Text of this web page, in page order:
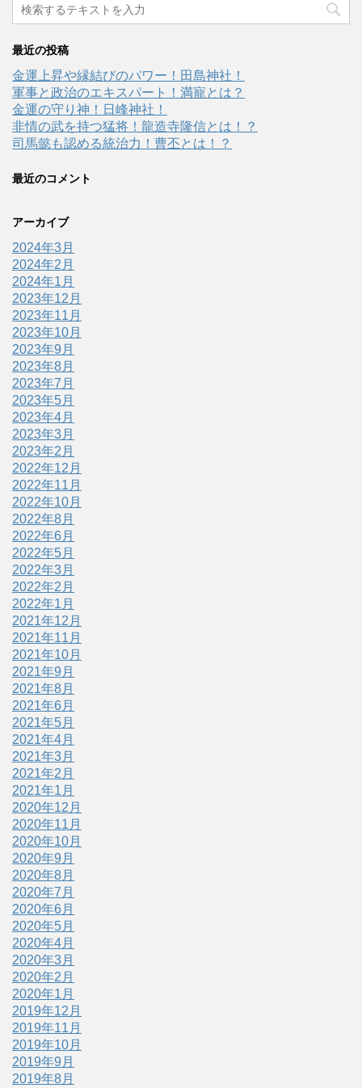
最近の投稿
金運上昇や縁結びのパワー！田島神社！
軍事と政治のエキスパート！満寵とは？
金運の守り神！日峰神社！
非情の武を持つ猛将！龍造寺隆信とは！？
司馬懿も認める統治力！曹丕とは！？
最近のコメント
アーカイブ
2024年3月
2024年2月
2024年1月
2023年12月
2023年11月
2023年10月
2023年9月
2023年8月
2023年7月
2023年5月
2023年4月
2023年3月
2023年2月
2022年12月
2022年11月
2022年10月
2022年8月
2022年6月
2022年5月
2022年3月
2022年2月
2022年1月
2021年12月
2021年11月
2021年10月
2021年9月
2021年8月
2021年6月
2021年5月
2021年4月
2021年3月
2021年2月
2021年1月
2020年12月
2020年11月
2020年10月
2020年9月
2020年8月
2020年7月
2020年6月
2020年5月
2020年4月
2020年3月
2020年2月
2020年1月
2019年12月
2019年11月
2019年10月
2019年9月
2019年8月